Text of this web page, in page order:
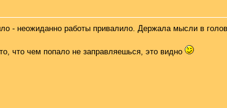
- неожиданно работы привалило. Держала мысли в
что чем попало не заправляешься, это видно